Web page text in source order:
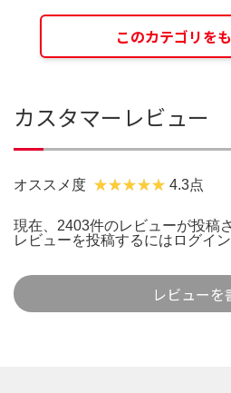
このカテゴリを
カスタマーレビュー
オススメ度 4.3点
現在、2403件のレビューが投稿
レビューを投稿するには ログイン
レビューを